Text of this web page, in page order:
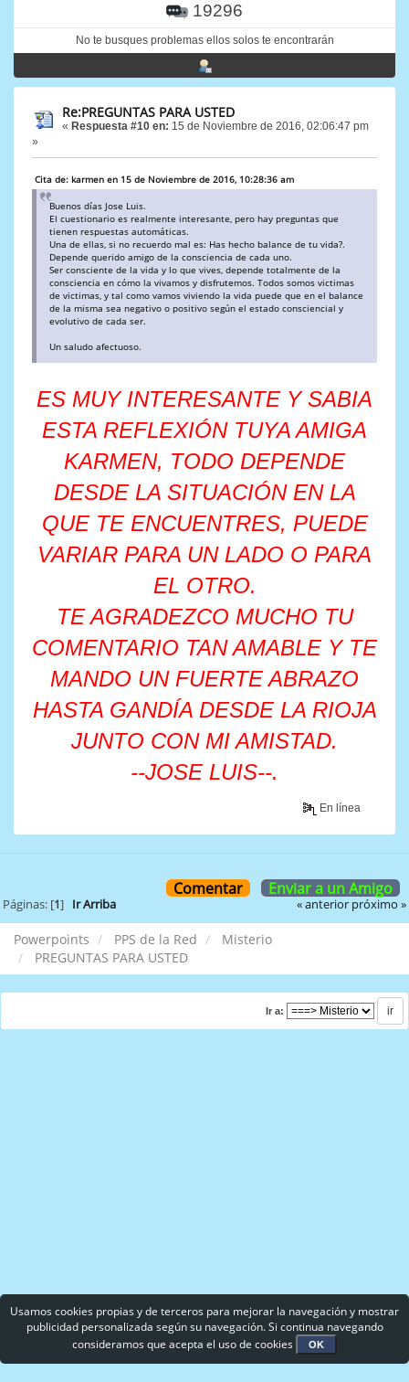
19296
No te busques problemas ellos solos te encontrarán
Re:PREGUNTAS PARA USTED
« Respuesta #10 en: 15 de Noviembre de 2016, 02:06:47 pm
»
Cita de: karmen en 15 de Noviembre de 2016, 10:28:36 am
Buenos días Jose Luis.
El cuestionario es realmente interesante, pero hay preguntas que
tienen respuestas automáticas.
Una de ellas, si no recuerdo mal es: Has hecho balance de tu vida?.
Depende querido amigo de la consciencia de cada uno.
Ser consciente de la vida y lo que vives, depende totalmente de la
consciencia en cómo la vivamos y disfrutemos. Todos somos victimas
de victimas, y tal como vamos viviendo la vida puede que en el balance
de la misma sea negativo o positivo según el estado consciencial y
evolutivo de cada ser.
Un saludo afectuoso.
ES MUY INTERESANTE Y SABIA
ESTA REFLEXIÓN TUYA AMIGA
KARMEN, TODO DEPENDE
DESDE LA SITUACIÓN EN LA
QUE TE ENCUENTRES, PUEDE
VARIAR PARA UN LADO O PARA
EL OTRO.
TE AGRADEZCO MUCHO TU
COMENTARIO TAN AMABLE Y TE
MANDO UN FUERTE ABRAZO
HASTA GANDÍA DESDE LA RIOJA
JUNTO CON MI AMISTAD.
--JOSE LUIS--.
En línea
Comentar Enviar a un Amigo
Páginas: [1] Ir Arriba « anterior próximo »
Powerpoints PPS de la Red
Misterio
PREGUNTAS PARA USTED
Ir a:
Usamos cookies propias y de terceros para mejorar la navegación y mostrar
publicidad personalizada según su navegación. Si continua navegando
consideramos que acepta el uso de cookies
OK